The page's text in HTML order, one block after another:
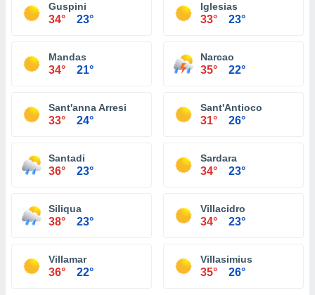
Guspini
34° 23°
Iglesias
33° 23°
Mandas
34° 21°
Narcao
35° 22°
Sant'anna Arresi
33° 24°
Sant'Antioco
31° 26°
Santadi
36° 23°
Sardara
34° 23°
Siliqua
38° 23°
Villacidro
34° 23°
Villamar
36° 22°
Villasimius
35° 26°